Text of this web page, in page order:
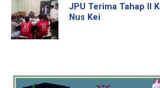
JPU Terima Tahap II
Nus Kei